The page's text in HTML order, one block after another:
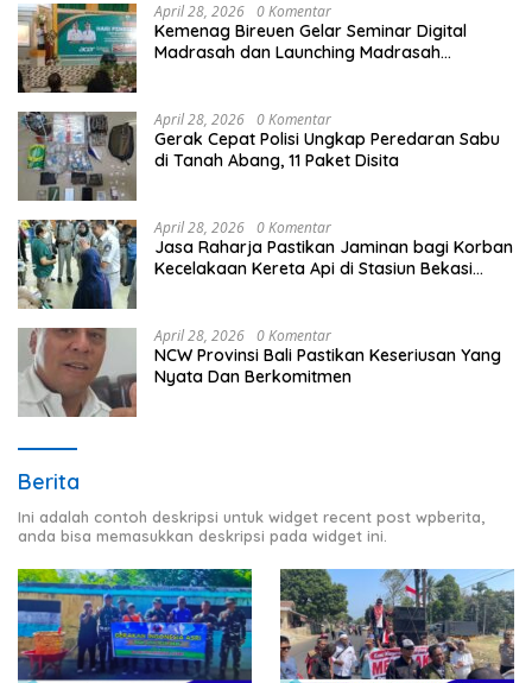
April 28, 2026 0 Komentar
Kemenag Bireuen Gelar Seminar Digital
Madrasah dan Launching Madrasah
April 28, 2026 0 Komentar
Gerak Cepat Polisi Ungkap Peredaran Sabu
di Tanah Abang, 11 Paket Disita
April 28, 2026 0 Komentar
Jasa Raharja Pastikan Jaminan bagi Korban
Kecelakaan Kereta Api di Stasiun Bekasi
April 28, 2026 0 Komentar
NCW Provinsi Bali Pastikan Keseriusan Yang
Nyata Dan Berkomitmen
Berita
Ini adalah contoh deskripsi untuk widget recent post wpberita,
anda bisa memasukkan deskripsi pada widget ini.